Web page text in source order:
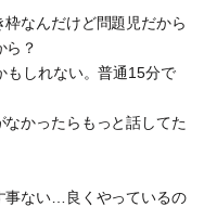
なんだけど問題児だから
ら？
もしれない。普通15分で
かったらもっと話してた
事ない…良くやっているの